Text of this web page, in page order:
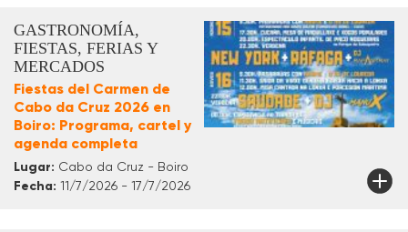
GASTRONOMÍA,
FIESTAS, FERIAS Y
MERCADOS
Fiestas del Carmen de
Cabo da Cruz 2026 en
Boiro: Programa, cartel y
agenda completa
Lugar: Cabo da Cruz - Boiro
Fecha: 11/7/2026 - 17/7/2026